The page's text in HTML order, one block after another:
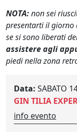
NOTA:non sei
presentarti il giorno
se si sono liberati
assistere agli
piedi nella zona
Data: SABATO
GIN TILIA
info evento